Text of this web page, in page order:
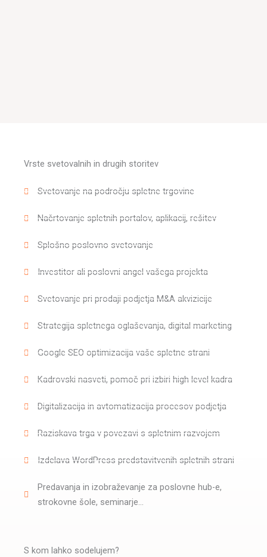
Vrste svetovalnih in drugih storitev
Svetovanje na področju spletne trgovine
Načrtovanje spletnih portalov, aplikacij, rešitev
Splošno poslovno svetovanje
Investitor ali poslovni angel vašega projekta
Svetovanje pri prodaji podjetja M&A akvizicije
Strategija spletnega oglaševanja, digital marketing
Google SEO optimizacija vaše spletne strani
Kadrovski nasveti, pomoč pri izbiri high level kadra
Digitalizacija in avtomatizacija procesov podjetja
Raziskava trga v povezavi s spletnim razvojem
Izdelava WordPress predstavitvenih spletnih strani
Predavanja in izobraževanje za poslovne hub-e,
strokovne šole, seminarje...
S kom lahko sodelujem?